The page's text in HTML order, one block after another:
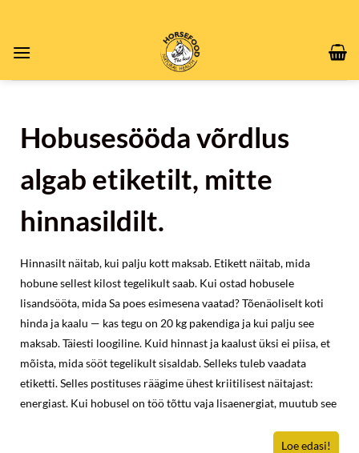
content
Hobusesööda võrdlus
algab etiketilt, mitte
hinnasildilt.
Hinnasilt näitab, kui palju kott maksab. Etikett näitab, mida
hobune sellest kilost tegelikult saab. Kui ostad hobusele
lisandsööta, mida Sa poes esimesena vaatad? Tõenäoliselt koti
hinda ja kaalu — kas tegu on 20 kg pakendiga ja kui palju see
maksab. Täiesti loogiline. Kuid hinnast ja kaalust üksi ei piisa, et
mõista, mida sööt tegelikult sisaldab. Selleks tuleb vaadata
etiketti. Selles postituses räägime ühest kriitilisest näitajast:
energiast. Kui hobusel on töö tõttu vaja lisaenergiat, muutub see
Loe edasi!